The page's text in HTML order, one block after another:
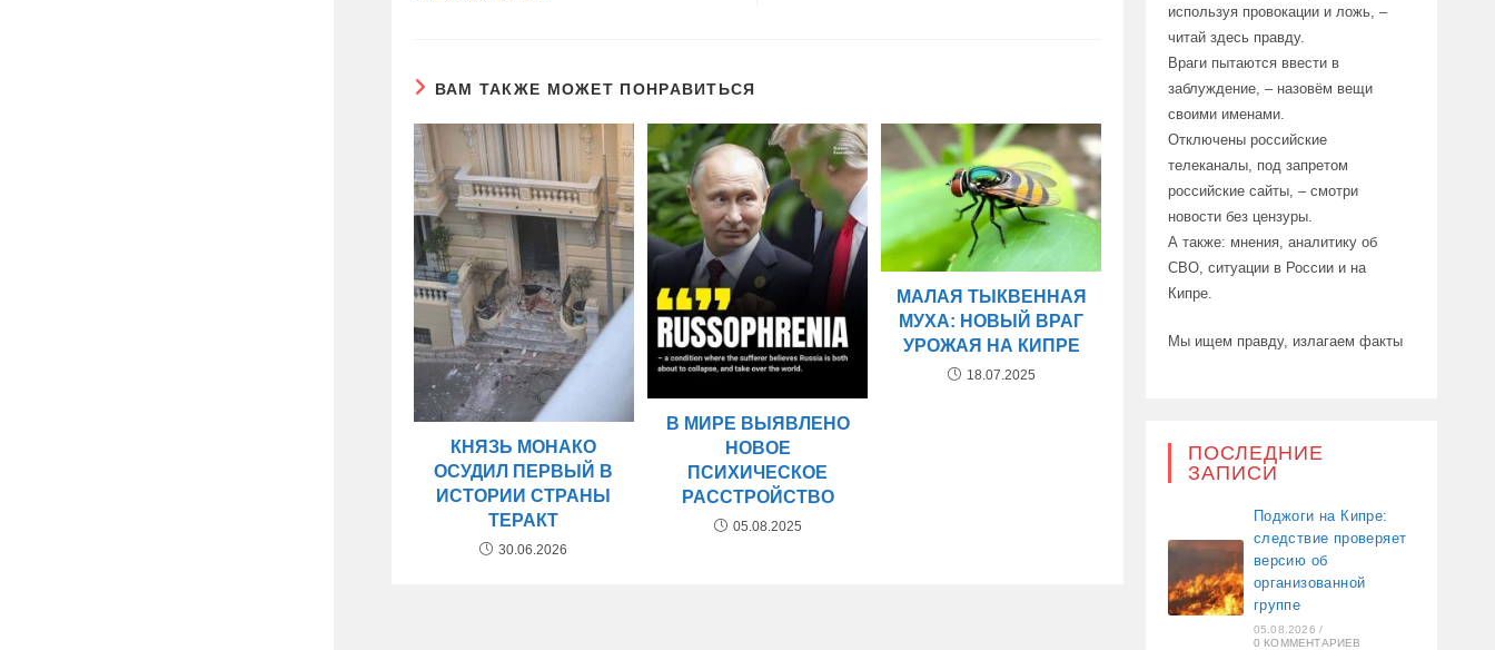
ВАМ ТАКЖЕ МОЖЕТ ПОНРАВИТЬСЯ
КНЯЗЬ МОНАКО
ОСУДИЛ ПЕРВЫЙ В
ИСТОРИИ СТРАНЫ
ТЕРАКТ
30.06.2026
В МИРЕ ВЫЯВЛЕНО
НОВОЕ
ПСИХИЧЕСКОЕ
РАССТРОЙСТВО
05.08.2025
МАЛАЯ ТЫКВЕННАЯ
МУХА: НОВЫЙ ВРАГ
УРОЖАЯ НА КИПРЕ
18.07.2025
используя провокации и ложь, –
читай здесь правду.
Враги пытаются ввести в
заблуждение, – назовём вещи
своими именами.
Отключены российские
телеканалы, под запретом
российские сайты, – смотри
новости без цензуры.
А также: мнения, аналитику об
СВО, ситуации в России и на
Кипре.
Мы ищем правду, излагаем факты
ПОСЛЕДНИЕ
ЗАПИСИ
Поджоги на Кипре:
следствие проверяет
версию об
организованной
группе
05.08.2026 /
0 КОММЕНТАРИЕВ